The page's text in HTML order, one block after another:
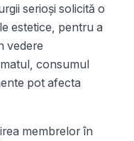
serioși solicită o
estetice, pentru a
vedere
consumul
pot afecta
membrelor în